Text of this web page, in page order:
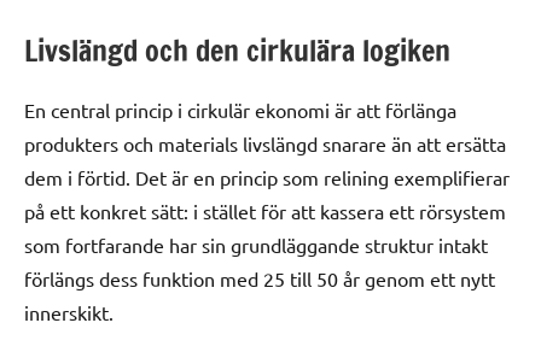
Livslängd och den cirkulära logiken
En central princip i cirkulär ekonomi är att förlänga
produkters och materials livslängd snarare än att ersätta
dem i förtid. Det är en princip som relining exemplifierar
på ett konkret sätt: i stället för att kassera ett rörsystem
som fortfarande har sin grundläggande struktur intakt
förlängs dess funktion med 25 till 50 år genom ett nytt
innerskikt.